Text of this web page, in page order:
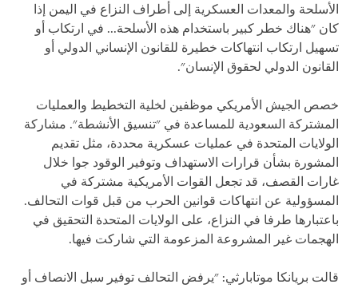
الأسلحة والمعدات العسكرية إلى أطراف النزاع في اليمن إذا
كان "هناك خطر كبير باستخدام هذه الأسلحة... في ارتكاب أو
تسهيل ارتكاب انتهاكات خطيرة للقانون الإنساني الدولي أو
القانون الدولي لحقوق الإنسان".
خصص الجيش الأمريكي موظفين لخلية التخطيط والعمليات
المشتركة السعودية للمساعدة في "تنسيق الأنشطة". مشاركة
الولايات المتحدة في عمليات عسكرية محددة، مثل تقديم
المشورة بشأن قرارات الاستهداف وتوفير الوقود جوا خلال
غارات القصف، قد تجعل القوات الأمريكية مشتركة في
المسؤولية عن انتهاكات قوانين الحرب من قبل قوات التحالف.
باعتبارها طرفا في النزاع، على الولايات المتحدة التحقيق في
الهجمات غير المشروعة المزعومة التي شاركت فيها.
قالت بريانكا موتابارثي: "يرفض التحالف توفير سبل الانصاف أو